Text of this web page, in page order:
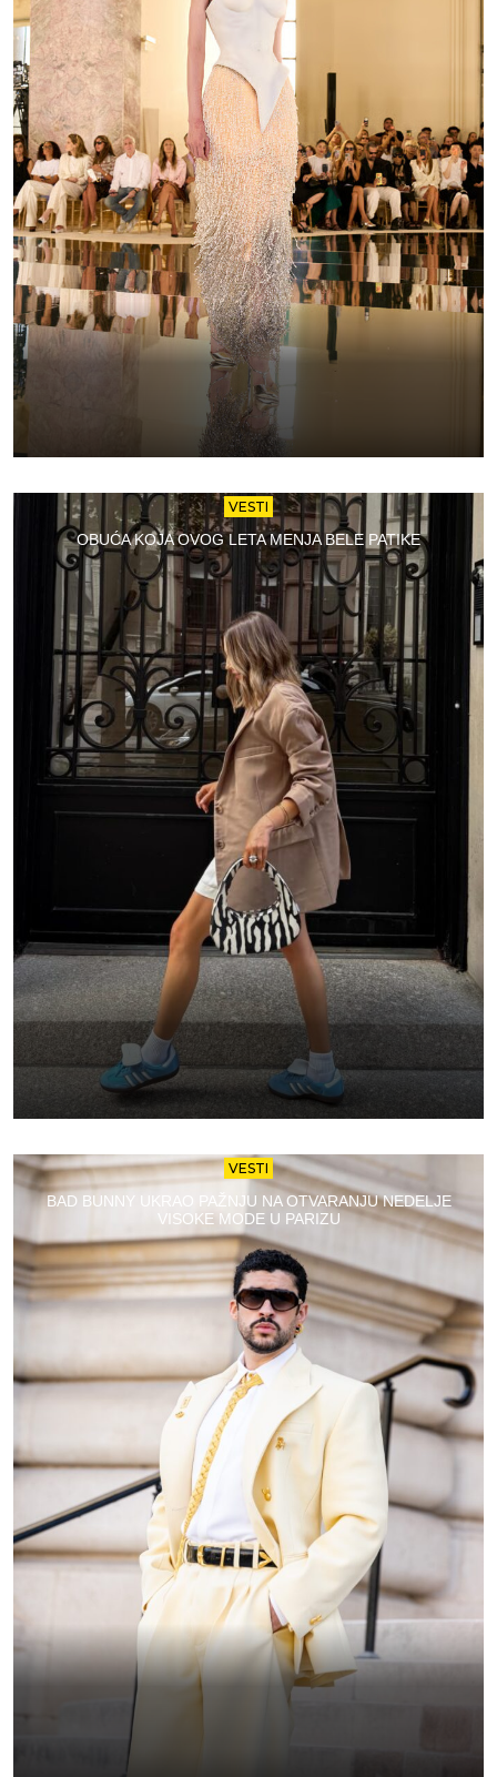
VESTI
OBUĆA KOJA OVOG LETA MENJA BELE PATIKE
VESTI
BAD BUNNY UKRAO PAŽNJU NA OTVARANJU NEDELJE
VISOKE MODE U PARIZU